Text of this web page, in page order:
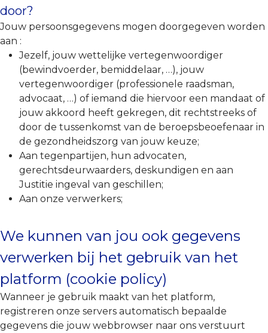
door?
Jouw persoonsgegevens mogen doorgegeven worden
aan :
Jezelf, jouw wettelijke vertegenwoordiger
(bewindvoerder, bemiddelaar, …), jouw
vertegenwoordiger (professionele raadsman,
advocaat, …) of iemand die hiervoor een mandaat of
jouw akkoord heeft gekregen, dit rechtstreeks of
door de tussenkomst van de beroepsbeoefenaar in
de gezondheidszorg van jouw keuze;
Aan tegenpartijen, hun advocaten,
gerechtsdeurwaarders, deskundigen en aan
Justitie ingeval van geschillen;
Aan onze verwerkers;
We kunnen van jou ook gegevens
verwerken bij het gebruik van het
platform (cookie policy)
Wanneer je gebruik maakt van het platform,
registreren onze servers automatisch bepaalde
gegevens die jouw webbrowser naar ons verstuurt